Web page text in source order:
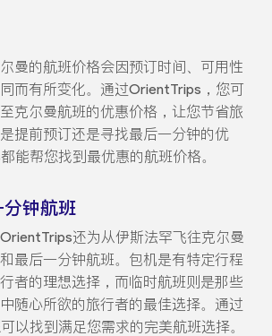
曼的航班价格会因预订时间、可用性
而有所变化。通过OrientTrips，您可
克尔曼航班的优惠价格，让您节省旅
提前预订还是寻找最后一分钟的优
能帮您找到最优惠的航班价格。
钟航班
还为从伊斯法罕飞往克尔曼
最后一分钟航班。包机是有特定行程
者的理想选择，而临时航班则是那些
随心所欲的旅行者的最佳选择。通过
以找到满足您需求的完美航班选择。